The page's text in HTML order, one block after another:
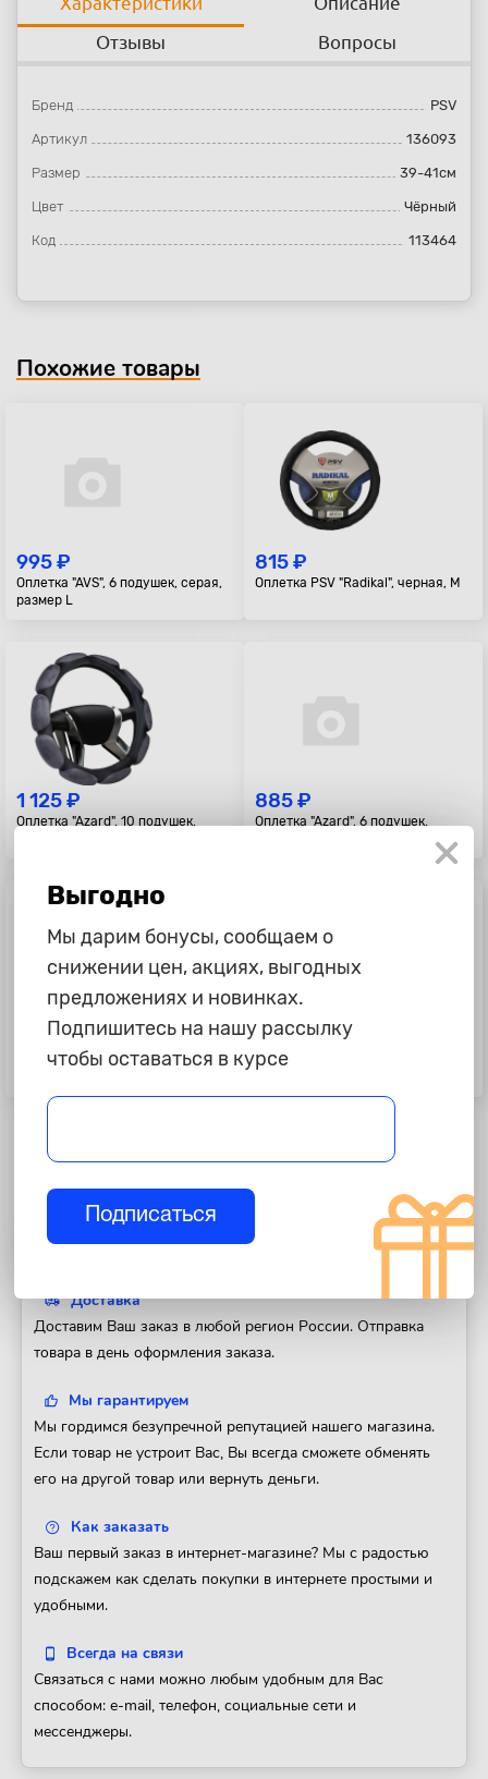
Отзывы
Вопросы
Бренд PSV
Артикул 136093
Размер 39-41см
Цвет Чёрный
Код 113464
Похожие товары
995 ₽
Оплетка "AVS", 6 подушек, серая,
размер L
815 ₽
Оплетка PSV "Radikal", черная, M
1 125 ₽
Оплетка "Azard", 10 подушек,
885 ₽
Оплетка "Azard", 6 подушек,
1 099 ₽
Оплетка PSV "Drive Corner",
1 115 ₽
Оплетка PSV "Vest Plus", черная,
Доставка
Доставим Ваш заказ в любой регион России. Отправка
товара в день оформления заказа.
Мы гарантируем
Мы гордимся безупречной репутацией нашего магазина.
Если товар не устроит Вас, Вы всегда сможете обменять
его на другой товар или вернуть деньги.
Как заказать
Ваш первый заказ в интернет-магазине? Мы с радостью
подскажем как сделать покупки в интернете простыми и
удобными.
Всегда на связи
Связаться с нами можно любым удобным для Вас
способом: e-mail, телефон, социальные сети и
мессенджеры.
Выгодно
Мы дарим бонусы, сообщаем о
снижении цен, акциях, выгодных
предложениях и новинках.
Подпишитесь на нашу рассылку
чтобы оставаться в курсе
Подписаться